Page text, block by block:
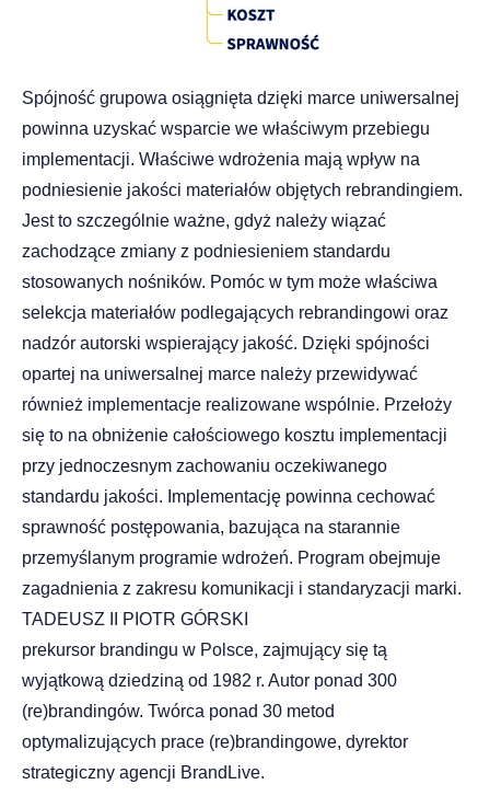
Spójność grupowa osiągnięta dzięki marce uniwersalnej
powinna uzyskać wsparcie we właściwym przebiegu
implementacji. Właściwe wdrożenia mają wpływ na
podniesienie jakości materiałów objętych rebrandingiem.
Jest to szczególnie ważne, gdyż należy wiązać
zachodzące zmiany z podniesieniem standardu
stosowanych nośników. Pomóc w tym może właściwa
selekcja materiałów podlegających rebrandingowi oraz
nadzór autorski wspierający jakość. Dzięki spójności
opartej na uniwersalnej marce należy przewidywać
również implementacje realizowane wspólnie. Przełoży
się to na obniżenie całościowego kosztu implementacji
przy jednoczesnym zachowaniu oczekiwanego
standardu jakości. Implementację powinna cechować
sprawność postępowania, bazująca na starannie
przemyślanym programie wdrożeń. Program obejmuje
zagadnienia z zakresu komunikacji i standaryzacji marki.
TADEUSZ II PIOTR GÓRSKI
prekursor brandingu w Polsce, zajmujący się tą
wyjątkową dziedziną od 1982 r. Autor ponad 300
(re)brandingów. Twórca ponad 30 metod
optymalizujących prace (re)brandingowe, dyrektor
strategiczny agencji BrandLive.